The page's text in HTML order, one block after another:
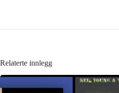
Relaterte innlegg